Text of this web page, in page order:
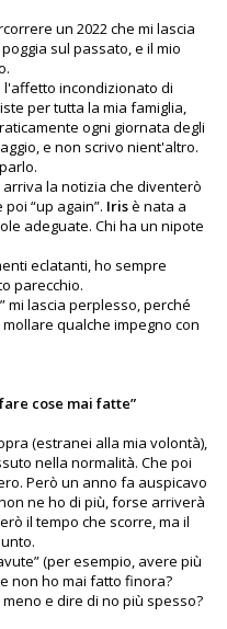
un 2022 che mi lascia
sul passato, e il mio
l'affetto incondizionato di
per tutta la mia famiglia,
ogni giornata degli
e non scrivo nient'altro.
la notizia che diventerò
“up again”. Irisè nata a
adeguate. Chi ha un nipote
eclatanti, ho sempre
parecchio.
mi lascia perplesso, perché
qualche impegno con
cose mai fatte”
(estranei alla mia volontà),
nella normalità. Che poi
Però un anno fa auspicavo
ne ho di più, forse arriverà
il tempo che scorre, ma il
(per esempio, avere più
non ho mai fatto finora?
e dire di no più spesso?